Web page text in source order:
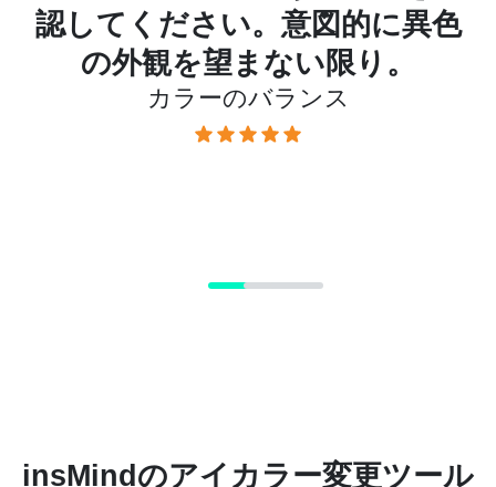
認してください。意図的に異色
の外観を望まない限り。
カラーのバランス
insMindのアイカラー変更ツール